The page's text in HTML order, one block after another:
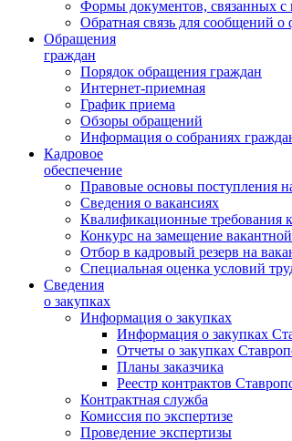
Формы документов, связанных с
Обратная связь для сообщений о
Обращения
граждан
Порядок обращения граждан
Интернет-приемная
График приема
Обзоры обращений
Информация о собраниях
Кадровое
обеспечение
Правовые основы поступления
Сведения о вакансиях
Квалификационные требования
Конкурс на замещение
Отбор в кадровый резерв на
Специальная оценка условий
Сведения
о закупках
Информация о закупках
Информация о закупках
Отчеты о закупках
Планы заказчика
Реестр контрактов
Контрактная служба
Комиссия по экспертизе
Проведение экспертизы